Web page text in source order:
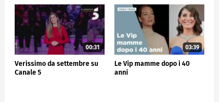
00:31
Verissimo da settembre su
Canale 5
03:39
Le Vip mamme dopo i 40
anni